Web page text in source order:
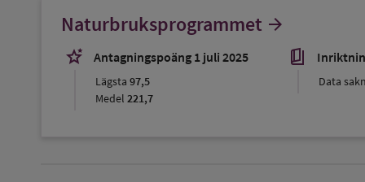
Naturbruksprogrammet arrow_forward
stars_2
Antagningspoäng 1 juli 2025
Lägsta 97,5
Medel 221,7
book_5
Data